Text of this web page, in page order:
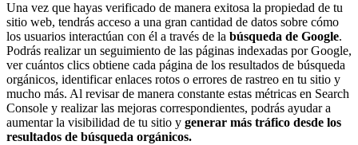
Una vez que hayas verificado de manera exitosa la propiedad de tu
sitio web, tendrás acceso a una gran cantidad de datos sobre cómo
los usuarios interactúan con él a través de la búsqueda de Google.
Podrás realizar un seguimiento de las páginas indexadas por Google,
ver cuántos clics obtiene cada página de los resultados de búsqueda
orgánicos, identificar enlaces rotos o errores de rastreo en tu sitio y
mucho más. Al revisar de manera constante estas métricas en Search
Console y realizar las mejoras correspondientes, podrás ayudar a
aumentar la visibilidad de tu sitio y generar más tráfico desde los
resultados de búsqueda orgánicos.